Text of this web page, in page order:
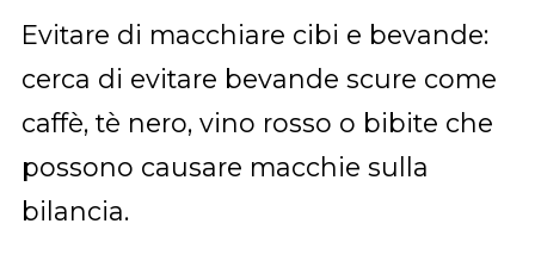
Evitare di macchiare cibi e bevande:
cerca di evitare bevande scure come
caffè, tè nero, vino rosso o bibite che
possono causare macchie sulla
bilancia.